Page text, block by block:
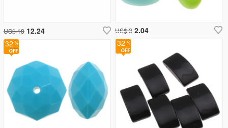
US$ 18 12.24 US$ 3 2.04
32
32